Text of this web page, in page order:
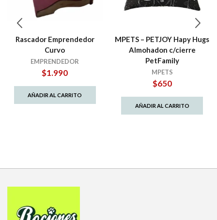
Rascador Emprendedor
Curvo
EMPRENDEDOR
$1.990
AÑADIR AL CARRITO
MPETS – PETJOY Hapy Hugs
Almohadon c/cierre
PetFamily
MPETS
$650
AÑADIR AL CARRITO